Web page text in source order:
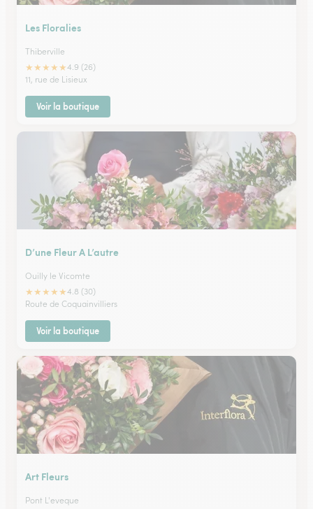
Les Floralies
Thiberville
★★★★★4.9 (26)
11, rue de Lisieux
Voir la boutique
D’une Fleur A L’autre
Ouilly le Vicomte
★★★★★4.8 (30)
Route de Coquainvilliers
Voir la boutique
Art Fleurs
Pont L'eveque